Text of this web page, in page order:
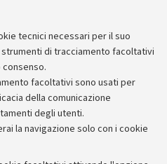
tecnici necessari per il suo
di tracciamento facoltativi
facoltativi sono usati per
della comunicazione
degli utenti.
la navigazione solo con i cookie
e 5x1000